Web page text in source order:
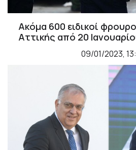
Ακόμα 600 ειδικοί
Αττικής από 20
09/01/2023,